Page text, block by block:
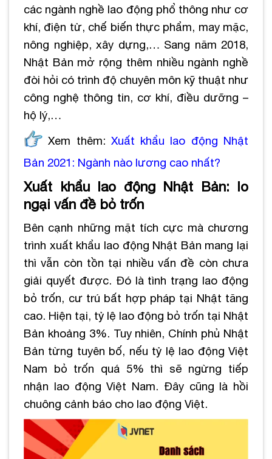
các ngành nghề lao động phổ thông như cơ
khí, điện tử, chế biến thực phẩm, may mặc,
nông nghiệp, xây dựng,… Sang năm 2018,
Nhật Bản mở rộng thêm nhiều ngành nghề
đòi hỏi có trình độ chuyên môn kỹ thuật như
công nghệ thông tin, cơ khí, điều dưỡng –
hộ lý,…
Xem thêm: Xuất khẩu lao động Nhật
Bản 2021: Ngành nào lương cao nhất?
Xuất khẩu lao động Nhật Bản: lo
ngại vấn đề bỏ trốn
Bên cạnh những mặt tích cực mà chương
trình xuất khẩu lao động Nhật Bản mang lại
thì vẫn còn tồn tại nhiều vấn đề còn chưa
giải quyết được. Đó là tình trạng lao động
bỏ trốn, cư trú bất hợp pháp tại Nhật tăng
cao. Hiện tại, tỷ lệ lao động bỏ trốn tại Nhật
Bản khoảng 3%. Tuy nhiên, Chính phủ Nhật
Bản từng tuyên bố, nếu tỷ lệ lao động Việt
Nam bỏ trốn quá 5% thì sẽ ngừng tiếp
nhận lao động Việt Nam. Đây cũng là hồi
chuông cảnh báo cho lao động Việt.